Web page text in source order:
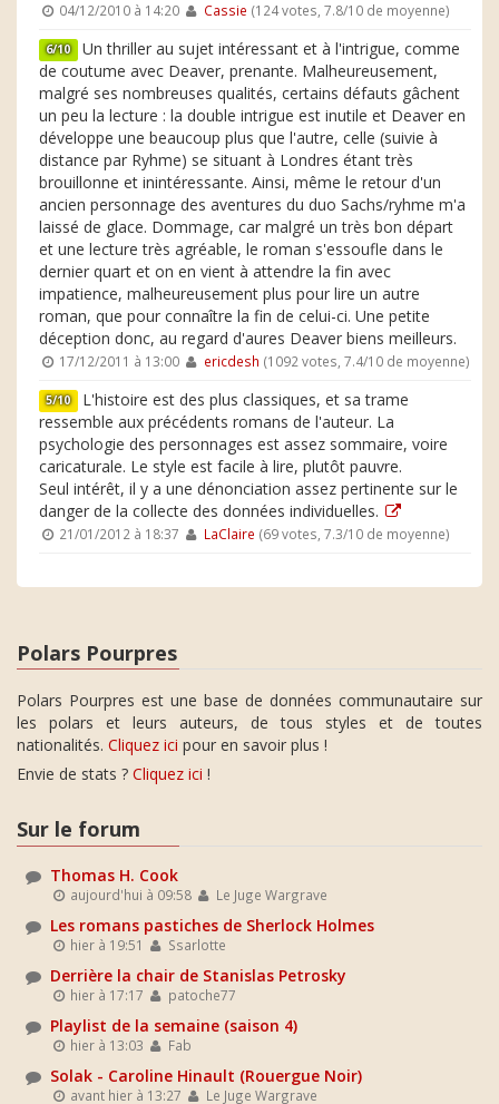
04/12/2010 à 14:20 Cassie (124 votes, 7.8/10 de moyenne)
6/10 Un thriller au sujet intéressant et à l'intrigue, comme
de coutume avec Deaver, prenante. Malheureusement,
malgré ses nombreuses qualités, certains défauts gâchent
un peu la lecture : la double intrigue est inutile et Deaver en
développe une beaucoup plus que l'autre, celle (suivie à
distance par Ryhme) se situant à Londres étant très
brouillonne et inintéressante. Ainsi, même le retour d'un
ancien personnage des aventures du duo Sachs/ryhme m'a
laissé de glace. Dommage, car malgré un très bon départ
et une lecture très agréable, le roman s'essoufle dans le
dernier quart et on en vient à attendre la fin avec
impatience, malheureusement plus pour lire un autre
roman, que pour connaître la fin de celui-ci. Une petite
déception donc, au regard d'aures Deaver biens meilleurs.
17/12/2011 à 13:00 ericdesh (1092 votes, 7.4/10 de moyenne)
5/10 L'histoire est des plus classiques, et sa trame
ressemble aux précédents romans de l'auteur. La
psychologie des personnages est assez sommaire, voire
caricaturale. Le style est facile à lire, plutôt pauvre.
Seul intérêt, il y a une dénonciation assez pertinente sur le
danger de la collecte des données individuelles.
21/01/2012 à 18:37 LaClaire (69 votes, 7.3/10 de moyenne)
Polars Pourpres
Polars Pourpres est une base de données communautaire sur
les polars et leurs auteurs, de tous styles et de toutes
nationalités. Cliquez ici pour en savoir plus !
Envie de stats ? Cliquez ici !
Sur le forum
Thomas H. Cook
aujourd'hui à 09:58 Le Juge Wargrave
Les romans pastiches de Sherlock Holmes
hier à 19:51 Ssarlotte
Derrière la chair de Stanislas Petrosky
hier à 17:17 patoche77
Playlist de la semaine (saison 4)
hier à 13:03 Fab
Solak - Caroline Hinault (Rouergue Noir)
avant hier à 13:27 Le Juge Wargrave